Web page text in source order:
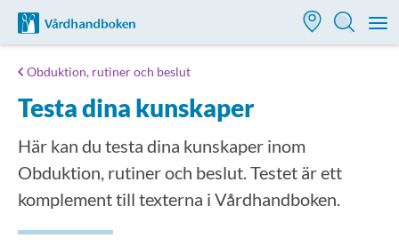
Till startsidan för Vårdhandboken
Obduktion, rutiner och beslut
Testa dina kunskaper
Här kan du testa dina kunskaper inom
Obduktion, rutiner och beslut. Testet är ett
komplement till texterna i Vårdhandboken.